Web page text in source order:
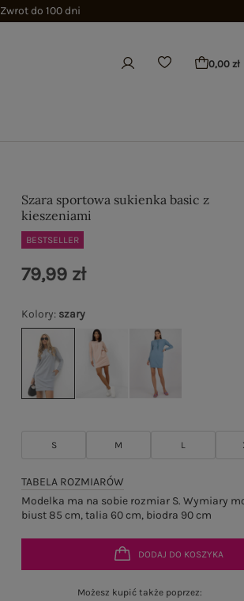
Zwrot do 100 dni
0,00 zł
Szara sportowa sukienka basic z
kieszeniami
BESTSELLER
Kolory: szary
S M L
TABELA ROZMIARÓW
Modelka ma na sobie rozmiar S. Wymiary
biust 85 cm, talia 60 cm, biodra 90 cm
79,99 zł
DODAJ DO KOSZYKA
Możesz kupić także poprzez: